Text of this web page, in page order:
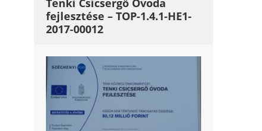
Tenki Csicsergő Óvoda
fejlesztése – TOP-1.4.1-HE1-
2017-00012